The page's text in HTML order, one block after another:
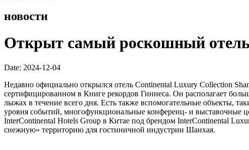
новости
Открыт самый роскошный
Date: 2024-12-04
Недавно официально открылся отель Continental Luxury Collection
сертифицированном в Книге рекордов Гиннеса. Он располагает
лыжах в течение всего дня. Есть также вспомогательные объекты,
уровня событий, многофункциональные конференц- и выставочные
InterContinental Hotels Group в Китае под брендом InterContinental
снежную» территорию для гостиничной индустрии Шанхая.